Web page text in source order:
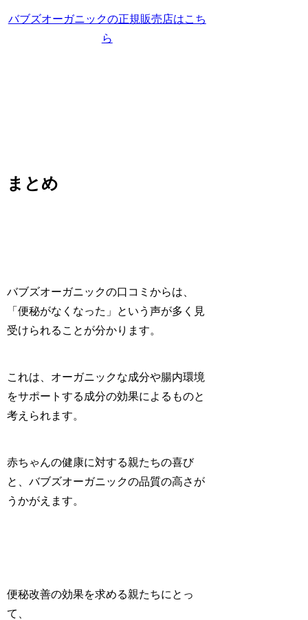
バブズオーガニックの正規販売店はこち
ら
まとめ
バブズオーガニックの口コミからは、
「便秘がなくなった 」という声が多く見
受けられることが分かります。
これは、オーガニックな成分や腸内環境
をサポートする成分の効果によるものと
考えられます。
赤ちゃんの健康に対する親たちの喜び
と、バブズオーガニックの品質の高さ が
うかがえます。
便秘改善の効果を求める親たちにとっ
て、